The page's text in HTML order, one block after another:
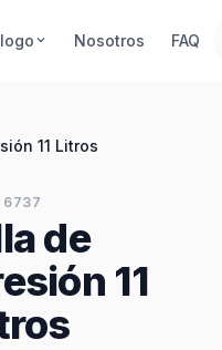
Nosotros FAQ
11 Litros
6737
de
11